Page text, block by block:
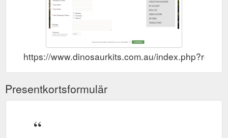
https://www.dinosaurkits.com.au/
Presentkortsformulär